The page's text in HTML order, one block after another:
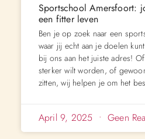
Sportschool Amersfoort:
een fitter leven
Ben je op zoek naar een
waar jij echt aan je doelen
bij ons aan het juiste adres!
sterker wilt worden, of
zitten, wij helpen je om het
April 9, 2025 Geen